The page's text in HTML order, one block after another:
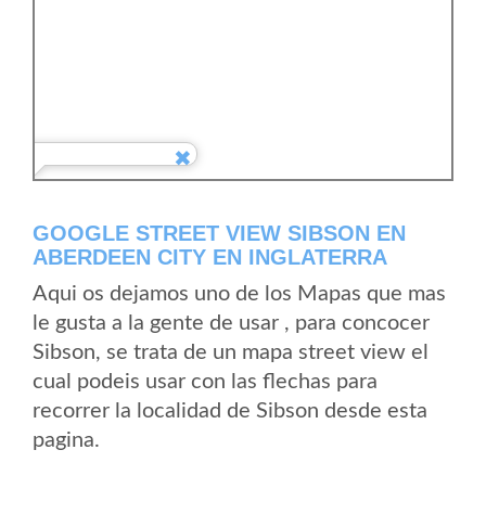
GOOGLE STREET VIEW SIBSON EN
ABERDEEN CITY EN INGLATERRA
Aqui os dejamos uno de los Mapas que mas
le gusta a la gente de usar , para concocer
Sibson, se trata de un mapa street view el
cual podeis usar con las flechas para
recorrer la localidad de Sibson desde esta
pagina.